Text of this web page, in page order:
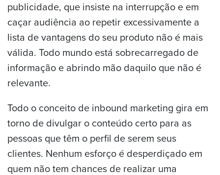
publicidade, que insiste na interrupção e em
caçar audiência ao repetir excessivamente a
lista de vantagens do seu produto não é mais
válida. Todo mundo está sobrecarregado de
informação e abrindo mão daquilo que não é
relevante.
Todo o conceito de inbound marketing gira em
torno de divulgar o conteúdo certo para as
pessoas que têm o perfil de serem seus
clientes. Nenhum esforço é desperdiçado em
quem não tem chances de realizar uma